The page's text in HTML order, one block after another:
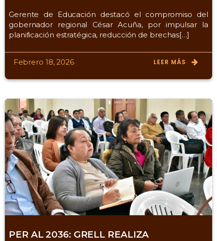
Gerente de Educación destacó el compromiso del
gobernador regional César Acuña, por impulsar la
planificación estratégica, reducción de brechas[…]
Febrero 18, 2026 LEER MÁS
PER AL 2036: GRELL REALIZA